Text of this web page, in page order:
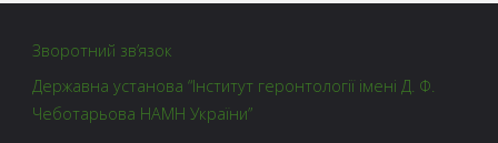
Зворотний зв’язок
Державна установа “Інститут геронтології імені Д. Ф.
Чеботарьова НАМН України”